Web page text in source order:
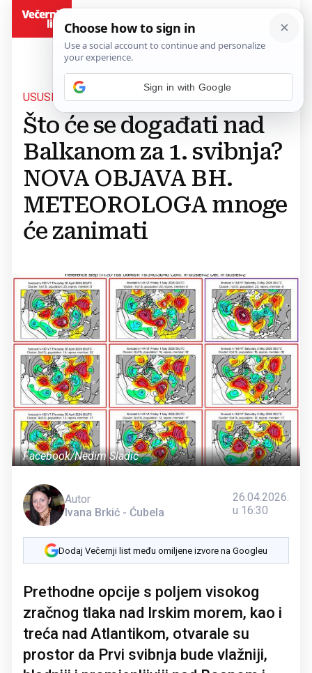
USUSRET PRODULJENOM VIKENDU
Što će se događati nad
Balkanom za 1. svibnja?
NOVA OBJAVA BH.
METEOROLOGA mnoge
će zanimati
Facebook/Nedim Sladić
Autor
Ivana Brkić - Ćubela
26.04.2026.
u 16:30
Dodaj Večernji list među omiljene izvore na Googleu
Prethodne opcije s poljem visokog
zračnog tlaka nad Irskim morem, kao i
treća nad Atlantikom, otvarale su
prostor da Prvi svibnja bude vlažniji,
Sign in with Google